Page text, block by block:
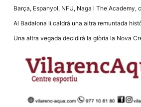
Barça, Espanyol, NFU, Naga i The Academy,
Al Badalona li caldrà una altra remuntada
Una altra vegada decidirà la glòria la Novaper